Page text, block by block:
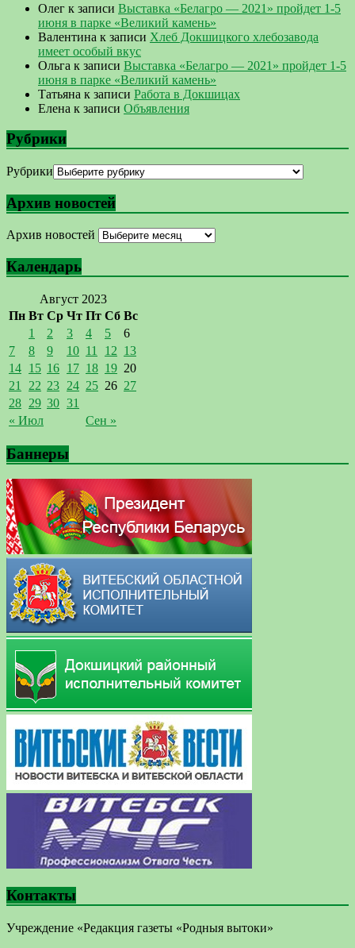
Олег к записи Выставка «Белагро — 2021» пройдет 1-5
июня в парке «Великий камень»
Валентина к записи Хлеб Докшицкого хлебозавода
имеет особый вкус
Ольга к записи Выставка «Белагро — 2021» пройдет 1-5
июня в парке «Великий камень»
Татьяна к записи Работа в Докшицах
Елена к записи Объявления
Рубрики
Рубрики
Архив новостей
Архив новостей
Календарь
Август 2023
Пн Вт Ср Чт Пт Сб Вс
« Июл Сен »
1 2 3 4 5
6
7
8 9 10 11 12 13
14 15 16 17 18 19 20
21
22 23 24 25 26 27
28 29 30 31
Баннеры
Контакты
Учреждение «Редакция газеты «Родныя вытоки»